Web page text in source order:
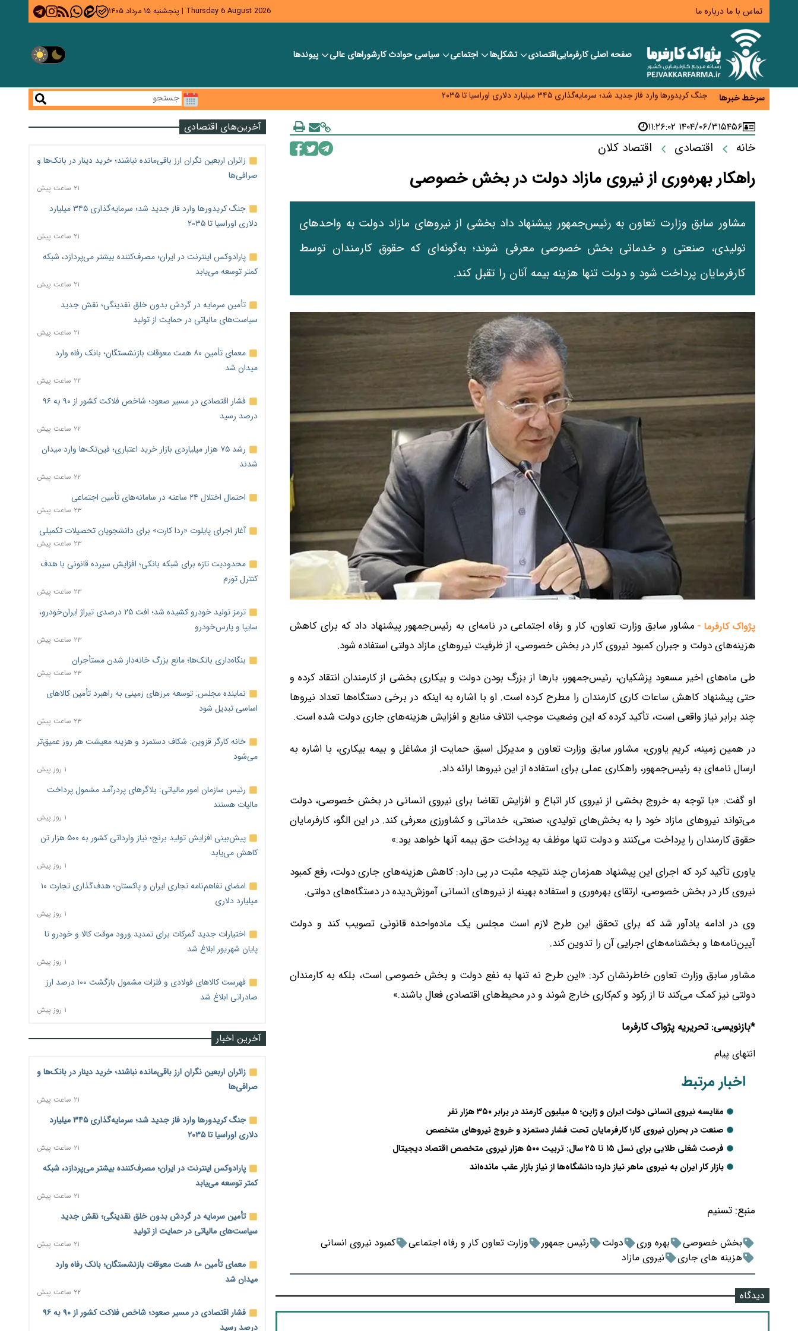
تماس با ما درباره ما Thursday 6 August 2026
| پنجشنبه ۱۵ مرداد ۱۴۰۵
صفحه اصلیکارفرماییاقتصادی تشکل‌ها اجتماعی سیاسیحوادث کارشورا‎های عالی پیوندها
سرخط خبرها
زائران اربعین نگران ارز باقی‌مانده نباشند؛ خرید دینار در بانک‌ها و صرافی‌ها
جنگ کریدورها وارد فاز جدید شد؛ سرمایه‌گذاری ۳۴۵ میلیارد دلاری اوراسیا تا ۲۰۳۵
پارادوکس اینترنت در ایران؛ مصرف‌کننده بیشتر می‌پردازد، شبکه کمتر توسعه می‌یابد
تأمین سرمایه در گردش بدون خلق نقدینگی؛ نقش جدید سیاست‌های مالیاتی در حمایت از تولید
معمای تأمین ۸۰ همت معوقات بازنشستگان؛ بانک رفاه وارد میدان شد
۵۴۵۶۱۴۰۴/۰۶/۳۱ ۱۱:۲۶:۰۲
خانه اقتصادی اقتصاد کلان
راهکار بهره‌وری از نیروی مازاد دولت در بخش خصوصی
مشاور سابق وزارت تعاون به رئیس‌جمهور پیشنهاد داد بخشی از نیروهای مازاد دولت به واحدهای
تولیدی، صنعتی و خدماتی بخش خصوصی معرفی شوند؛ به‌گونه‌ای که حقوق کارمندان توسط
کارفرمایان پرداخت شود و دولت تنها هزینه بیمه آنان را تقبل کند.
پژواک کارفرما - مشاور سابق وزارت تعاون، کار و رفاه اجتماعی در نامه‌ای به رئیس‌جمهور پیشنهاد داد که برای کاهش
هزینه‌های دولت و جبران کمبود نیروی کار در بخش خصوصی، از ظرفیت نیروهای مازاد دولتی استفاده شود.
طی ماه‌های اخیر مسعود پزشکیان، رئیس‌جمهور، بارها از بزرگ بودن دولت و بیکاری بخشی از کارمندان انتقاد کرده و
حتی پیشنهاد کاهش ساعات کاری کارمندان را مطرح کرده است. او با اشاره به اینکه در برخی دستگاه‌ها تعداد نیروها
چند برابر نیاز واقعی است، تأکید کرده که این وضعیت موجب اتلاف منابع و افزایش هزینه‌های جاری دولت شده است.
در همین زمینه، کریم یاوری، مشاور سابق وزارت تعاون و مدیرکل اسبق حمایت از مشاغل و بیمه بیکاری، با اشاره به
ارسال نامه‌ای به رئیس‌جمهور، راهکاری عملی برای استفاده از این نیروها ارائه داد.
او گفت: «با توجه به خروج بخشی از نیروی کار اتباع و افزایش تقاضا برای نیروی انسانی در بخش خصوصی، دولت
می‌تواند نیروهای مازاد خود را به بخش‌های تولیدی، صنعتی، خدماتی و کشاورزی معرفی کند. در این الگو، کارفرمایان
حقوق کارمندان را پرداخت می‌کنند و دولت تنها موظف به پرداخت حق بیمه آنها خواهد بود.»
یاوری تأکید کرد که اجرای این پیشنهاد همزمان چند نتیجه مثبت در پی دارد: کاهش هزینه‌های جاری دولت، رفع کمبود
نیروی کار در بخش خصوصی، ارتقای بهره‌وری و استفاده بهینه از نیروهای انسانی آموزش‌دیده در دستگاه‌های دولتی.
وی در ادامه یادآور شد که برای تحقق این طرح لازم است مجلس یک ماده‌واحده قانونی تصویب کند و دولت
آیین‌نامه‌ها و بخشنامه‌های اجرایی آن را تدوین کند.
مشاور سابق وزارت تعاون خاطرنشان کرد: «این طرح نه تنها به نفع دولت و بخش خصوصی است، بلکه به کارمندان
دولتی نیز کمک می‌کند تا از رکود و کم‌کاری خارج شوند و در محیط‌های اقتصادی فعال باشند.»
*بازنویسی: تحریریه پژواک کارفرما
انتهای پیام
اخبار مرتبط
مقایسه نیروی انسانی دولت ایران و ژاپن؛ ۵ میلیون کارمند در برابر ۳۵۰ هزار نفر
صنعت در بحران نیروی کار؛ کارفرمایان تحت فشار دستمزد و خروج نیروهای متخصص
فرصت شغلی طلایی برای نسل ۱۵ تا ۲۵ سال: تربیت ۵۰۰ هزار نیروی متخصص اقتصاد دیجیتال
بازار کار ایران به نیروی ماهر نیاز دارد؛ دانشگاه‌ها از نیاز بازار عقب مانده‌اند
منبع: تسنیم
بخش خصوصی بهره وری دولت رئیس جمهور وزارت تعاون کار و رفاه اجتماعی
کمبود نیروی انسانی
هزینه های جاری
نیروی مازاد
دیدگاه
آخرین‌های اقتصادی
زائران اربعین نگران ارز باقی‌مانده نباشند؛ خرید دینار در بانک‌ها و
صرافی‌ها
۲۱ ساعت پیش
جنگ کریدورها وارد فاز جدید شد؛ سرمایه‌گذاری ۳۴۵ میلیارد
دلاری اوراسیا تا ۲۰۳۵
۲۱ ساعت پیش
پارادوکس اینترنت در ایران؛ مصرف‌کننده بیشتر می‌پردازد، شبکه
کمتر توسعه می‌یابد
۲۱ ساعت پیش
تأمین سرمایه در گردش بدون خلق نقدینگی؛ نقش جدید
سیاست‌های مالیاتی در حمایت از تولید
۲۱ ساعت پیش
معمای تأمین ۸۰ همت معوقات بازنشستگان؛ بانک رفاه وارد
میدان شد
۲۲ ساعت پیش
فشار اقتصادی در مسیر صعود؛ شاخص فلاکت کشور از ۹۰ به ۹۶
درصد رسید
۲۲ ساعت پیش
رشد ۷۵ هزار میلیاردی بازار خرید اعتباری؛ فین‌تک‌ها وارد میدان
شدند
۲۲ ساعت پیش
احتمال اختلال ۲۴ ساعته در سامانه‌های تأمین اجتماعی
۲۳ ساعت پیش
آغاز اجرای پایلوت «ردا کارت» برای دانشجویان تحصیلات تکمیلی
۲۳ ساعت پیش
محدودیت تازه برای شبکه بانکی؛ افزایش سپرده قانونی با هدف
کنترل تورم
۲۳ ساعت پیش
ترمز تولید خودرو کشیده شد؛ افت ۲۵ درصدی تیراژ ایران‌خودرو،
سایپا و پارس‌خودرو
۲۳ ساعت پیش
بنگاه‌داری بانک‌ها؛ مانع بزرگ خانه‌دار شدن مستأجران
۲۳ ساعت پیش
نماینده مجلس: توسعه مرزهای زمینی به راهبرد تأمین کالاهای
اساسی تبدیل شود
۲۳ ساعت پیش
خانه کارگر قزوین: شکاف دستمزد و هزینه معیشت هر روز عمیق‌تر
می‌شود
۱ روز پیش
رئیس سازمان امور مالیاتی: بلاگرهای پردرآمد مشمول پرداخت
مالیات هستند
۱ روز پیش
پیش‌بینی افزایش تولید برنج؛ نیاز وارداتی کشور به ۵۰۰ هزار تن
کاهش می‌یابد
۱ روز پیش
امضای تفاهم‌نامه تجاری ایران و پاکستان؛ هدف‌گذاری تجارت ۱۰
میلیارد دلاری
۱ روز پیش
اختیارات جدید گمرکات برای تمدید ورود موقت کالا و خودرو تا
پایان شهریور ابلاغ شد
۱ روز پیش
فهرست کالاهای فولادی و فلزات مشمول بازگشت ۱۰۰ درصد ارز
صادراتی ابلاغ شد
۱ روز پیش
آخرین اخبار
زائران اربعین نگران ارز باقی‌مانده نباشند؛ خرید دینار در بانک‌ها و
صرافی‌ها
۲۱ ساعت پیش
جنگ کریدورها وارد فاز جدید شد؛ سرمایه‌گذاری ۳۴۵ میلیارد
دلاری اوراسیا تا ۲۰۳۵
۲۱ ساعت پیش
پارادوکس اینترنت در ایران؛ مصرف‌کننده بیشتر می‌پردازد، شبکه
کمتر توسعه می‌یابد
۲۱ ساعت پیش
تأمین سرمایه در گردش بدون خلق نقدینگی؛ نقش جدید
سیاست‌های مالیاتی در حمایت از تولید
۲۱ ساعت پیش
معمای تأمین ۸۰ همت معوقات بازنشستگان؛ بانک رفاه وارد
میدان شد
۲۲ ساعت پیش
فشار اقتصادی در مسیر صعود؛ شاخص فلاکت کشور از ۹۰ به ۹۶
درصد رسید